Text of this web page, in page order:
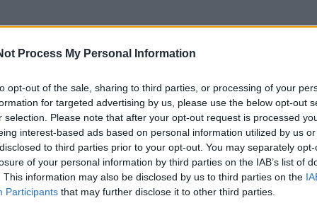
Process My Personal Information
opt-out of the sale, sharing to third parties, or processing of your
for targeted advertising by us, please use the below opt-out
selection. Please note that after your opt-out request is processed
interest-based ads based on personal information utilized by us
to third parties prior to your opt-out. You may separately
of your personal information by third parties on the IAB’s list of
This information may also be disclosed by us to third parties on the
Participants that may further disclose it to other third parties.
jūroje stebimas intensyvus melsvabakterių
leidžia sekti jų sankaupas ir judėjimą didelėje
vėjo kryptims, jos gali būti atnešamos prie krantų,” –
Jūros tyrimų instituto mokslininkė Diana Vaičiūtė.
stebimas ir Kuršių mariose. Didžiausi kiekiai –
vakarinėje, ties Kuršių nerija.